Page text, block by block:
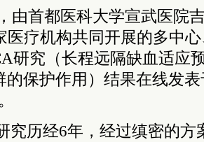
由首都医科大学宣武医院
医疗机构共同开展的多中
研究（长程远隔缺血适应
的保护作用）结果在线发表
究历经6年，经过缜密的方